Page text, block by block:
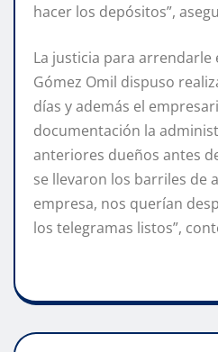
hacer los depósitos”,
La justicia para arrendarle
Gómez Omil dispuso
días y además el
documentación la
anteriores dueños antes
se llevaron los barriles de
empresa, nos querían
los telegramas listos”,